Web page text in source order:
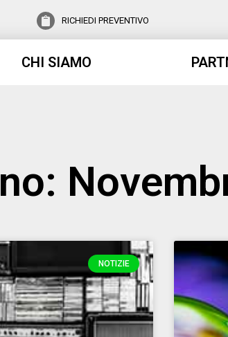
RICHIEDI PREVENTIVO
CHI SIAMO
NOTIZIE